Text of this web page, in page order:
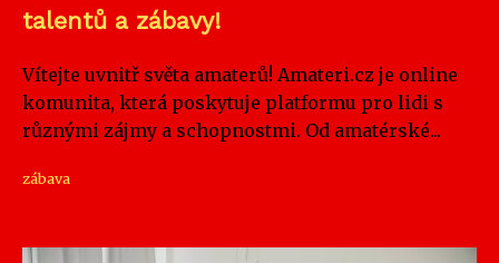
talentů a zábavy!
Vítejte uvnitř světa amaterů! Amateri.cz je online
komunita, která poskytuje platformu pro lidi s
různými zájmy a schopnostmi. Od amatérské...
zábava